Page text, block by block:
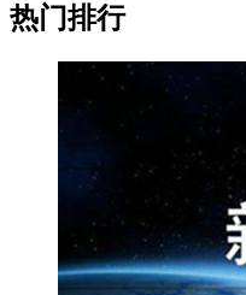
热门排行